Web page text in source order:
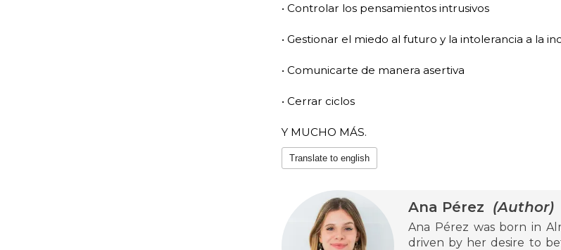
• Controlar los pensamientos intrusivos
• Gestionar el miedo al futuro y la intolerancia a la
• Comunicarte de manera asertiva
• Cerrar ciclos
Y MUCHO MÁS.
Translate to english
Ana Pérez (Author)
Ana Pérez was born in
driven by her desire to